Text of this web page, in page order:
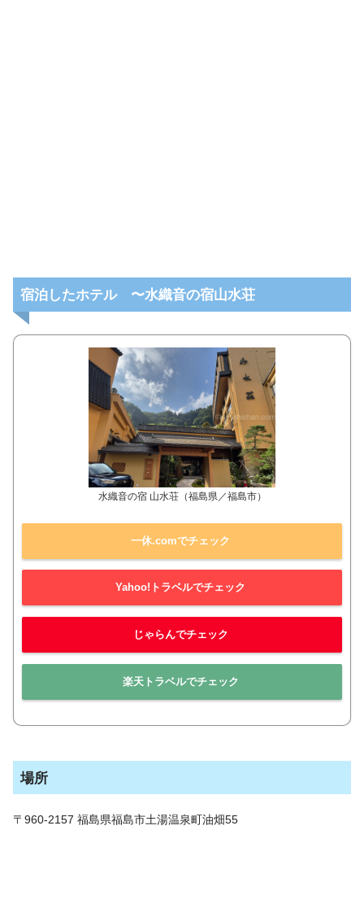
宿泊したホテル 〜水織音の宿山水荘
水織音の宿 山水荘（福島県／福島市）
一休.comでチェック
Yahoo!トラベルでチェック
じゃらんでチェック
楽天トラベルでチェック
場所
〒960-2157 福島県福島市土湯温泉町油畑55